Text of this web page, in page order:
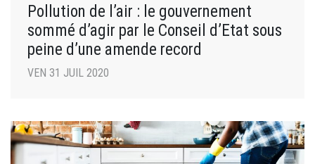
Pollution de l’air : le gouvernement
sommé d’agir par le Conseil d’Etat sous
peine d’une amende record
VEN 31 JUIL 2020